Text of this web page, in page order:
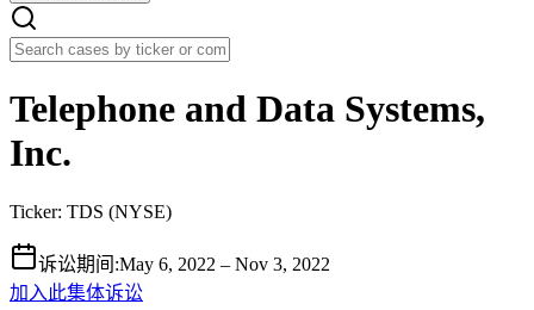
Telephone and Data Systems,
Inc.
Ticker: TDS (NYSE)
诉讼期间 :May 6, 2022 – Nov 3, 2022
加入此集体诉讼